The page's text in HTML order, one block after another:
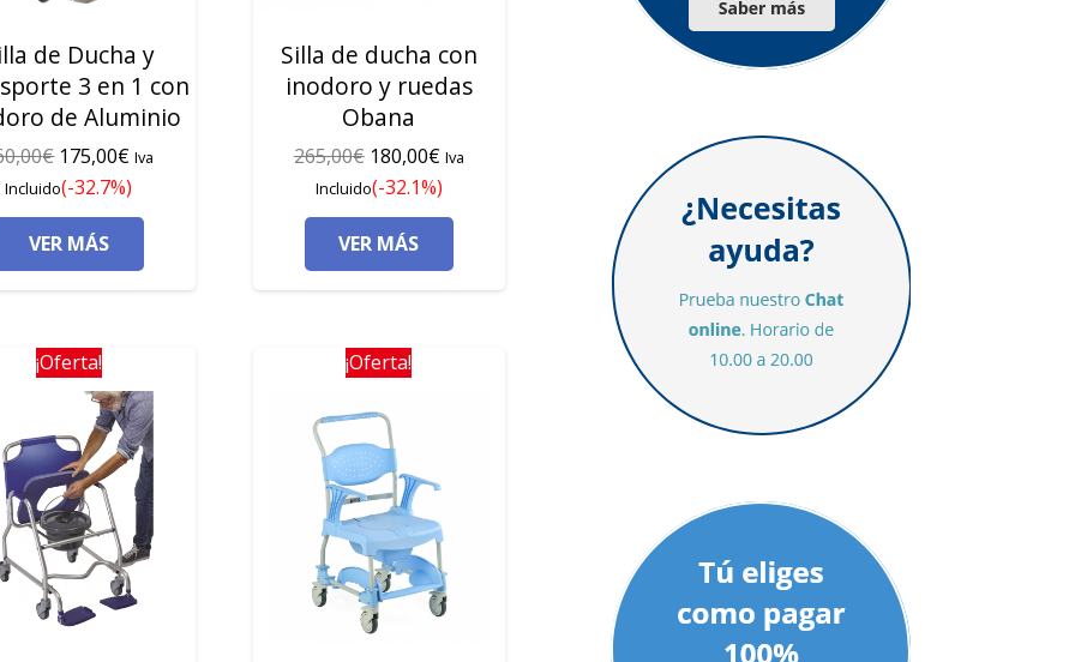
de Ducha y
3 en 1 con
de Aluminio
€ El
precio
original
era:
260,00€.
175,00€El
precio
actual
175,00€.
Iva
Incluido(-32.7%)
VER MÁS
Silla de ducha con
inodoro y ruedas
Obana
265,00€ El
precio
original
era:
265,00€.
180,00€El
precio
actual
180,00€.
Iva
Incluido(-32.1%)
VER MÁS
¡Oferta! ¡Oferta!